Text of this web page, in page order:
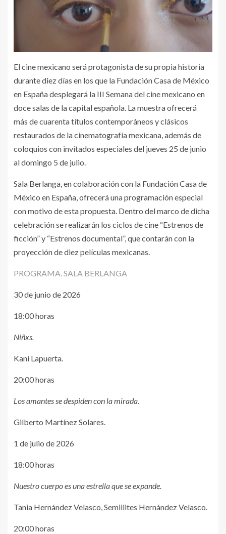
El cine mexicano será protagonista de su propia historia
durante diez días en los que la Fundación Casa de México
en España desplegará la III Semana del cine mexicano en
doce salas de la capital española. La muestra ofrecerá
más de cuarenta títulos contemporáneos y clásicos
restaurados de la cinematografía mexicana, además de
coloquios con invitados especiales del jueves 25 de junio
al domingo 5 de julio.​
Sala Berlanga, en colaboración con la Fundación Casa de
México en España, ofrecerá una programación especial
con motivo de esta propuesta. Dentro del marco de dicha
celebración se realizarán los ciclos de cine “Estrenos de
ficción” y “Estrenos documental”, que contarán con la
proyección de diez películas mexicanas.
PROGRAMA. SALA BERLANGA
30 de junio de 2026
18:00 horas
Niñxs.
Kani Lapuerta.
20:00 horas
Los amantes se despiden con la mirada.
Gilberto Martínez Solares.
1 de julio de 2026
18:00 horas
Nuestro cuerpo es una estrella que se expande.
Tania Hernández Velasco, Semillites Hernández Velasco.
20:00 horas